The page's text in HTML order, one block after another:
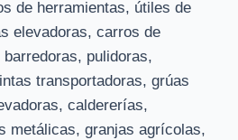
de herramientas, útiles de
elevadoras, carros de
pulidoras,
transportadoras, grúas
caldererías,
metálicas, granjas agrícolas,